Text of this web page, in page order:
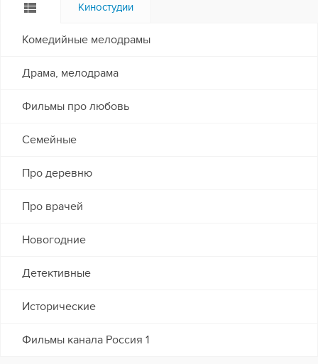
Киностудии
Комедийные мелодрамы
Драма, мелодрама
Фильмы про любовь
Семейные
Про деревню
Про врачей
Новогодние
Детективные
Исторические
Фильмы канала Россия 1